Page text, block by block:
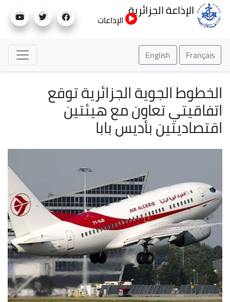
إلى
الإذاعة الجزائرية
الإذاعات
Français
English
الخطوط الجوية الجزائرية توقع
اتفاقيتي تعاون مع هيئتين
اقتصاديتين بأديس بابا